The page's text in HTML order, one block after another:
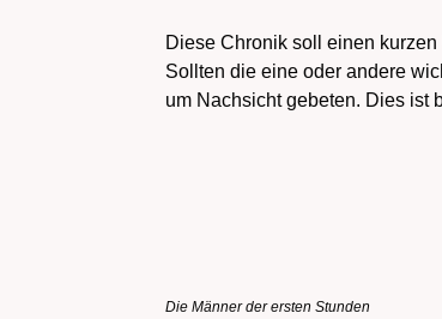
Diese Chronik soll einen
Sollten die eine oder andere
um Nachsicht gebeten. Dies ist
Die Männer der ersten Stunden